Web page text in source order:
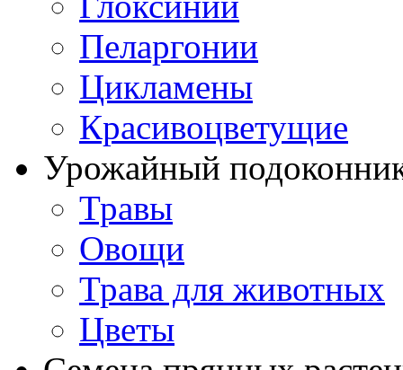
Пеларгонии
Цикламены
Красивоцветущие
Урожайный
Травы
Овощи
Трава для животных
Цветы